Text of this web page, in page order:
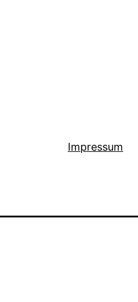
Impressum